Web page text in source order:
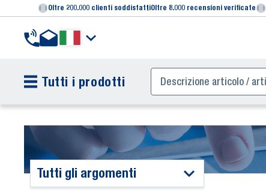
Oltre 200.000 clienti soddisfattiOltre 8.000 recensioni verificate
Tutti i prodotti
Tutti gli argomenti